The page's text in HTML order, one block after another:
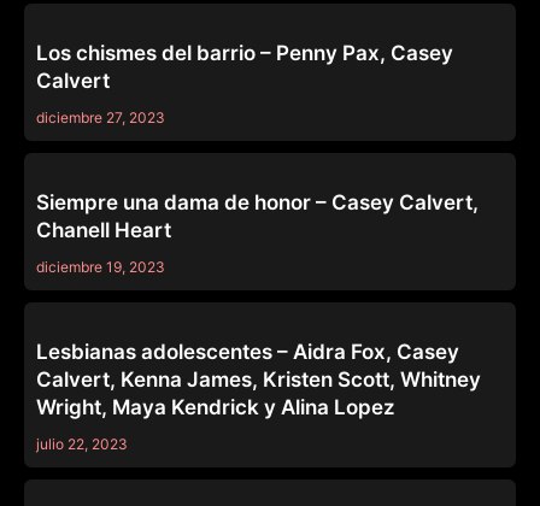
Los chismes del barrio – Penny Pax, Casey
Calvert
diciembre 27, 2023
Siempre una dama de honor – Casey Calvert,
Chanell Heart
diciembre 19, 2023
Lesbianas adolescentes – Aidra Fox, Casey
Calvert, Kenna James, Kristen Scott, Whitney
Wright, Maya Kendrick y Alina Lopez
julio 22, 2023